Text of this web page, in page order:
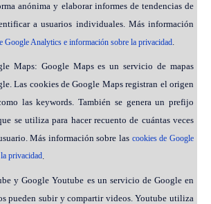
anónima y elaborar informes de tendencias de
a usuarios individuales. Más información
Google Analytics e información sobre la privacidad.
Maps: Google Maps es un servicio de mapas
Las cookies de Google Maps registran el origen
las keywords. También se genera un prefijo
se utiliza para hacer recuento de cuántas veces
Más información sobre las cookies de Google
privacidad.
y Google Youtube es un servicio de Google en
pueden subir y compartir videos. Youtube utiliza